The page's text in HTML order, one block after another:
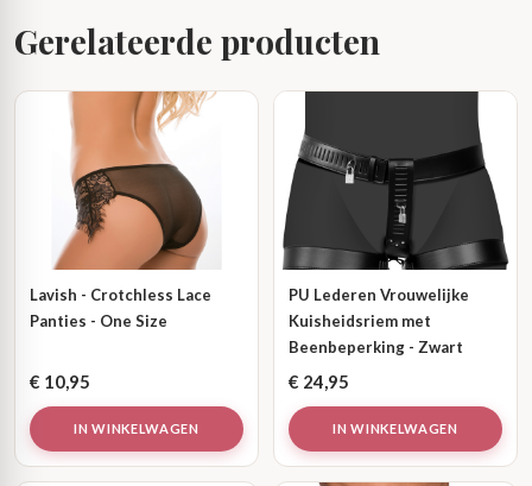
Gerelateerde producten
Lavish - Crotchless Lace
Panties - One Size
€ 10,95
IN WINKELWAGEN
PU Lederen Vrouwelijke
Kuisheidsriem met
Beenbeperking - Zwart
€ 24,95
IN WINKELWAGEN